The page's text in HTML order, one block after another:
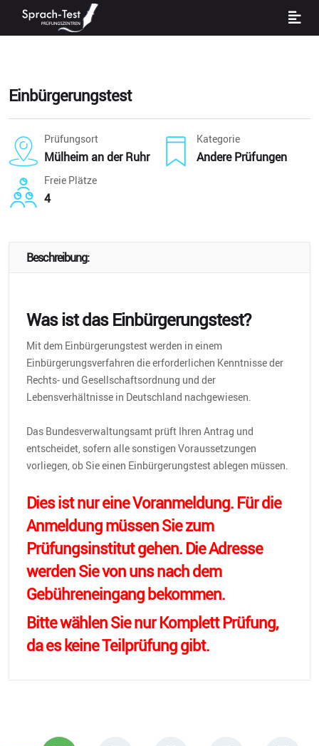
Einbürgerungstest
Prüfungsort
Mülheim an der Ruhr
Kategorie
Andere Prüfungen
Freie Plätze
4
Beschreibung:
Was ist das Einbürgerungstest?
Mit dem Einbürgerungstest werden in einem
Einbürgerungsverfahren die erforderlichen Kenntnisse der
Rechts- und Gesellschaftsordnung und der
Lebensverhältnisse in Deutschland nachgewiesen.
Das Bundesverwaltungsamt prüft Ihren Antrag und
entscheidet, sofern alle sonstigen Voraussetzungen
vorliegen, ob Sie einen Einbürgerungstest ablegen müssen.
Dies ist nur eine Voranmeldung. Für die
Anmeldung müssen Sie zum
Prüfungsinstitut gehen. Die Adresse
werden Sie von uns nach dem
Gebühreneingang bekommen.
Bitte wählen Sie nur Komplett Prüfung,
da es keine Teilprüfung gibt.